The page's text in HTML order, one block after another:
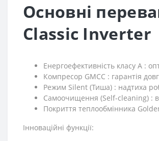
Основні
Classic Inverter
Енергоефективність класу А :
Компресор GMCC : гарантія
Режим Silent (Тиша) : надтиха
Самоочищення (Self-cleaning) :
Покриття теплообмінника
Інноваційні функції: